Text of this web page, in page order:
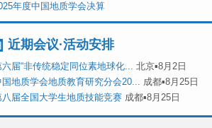
年度中国地质学会决算
近期会议·活动安排
六届“非传统稳定同位素地球化... 北京▪8月2日
国地质学会地质教育研究分会20... 成都▪8月25日
八届全国大学生地质技能竞赛 成都▪8月25日